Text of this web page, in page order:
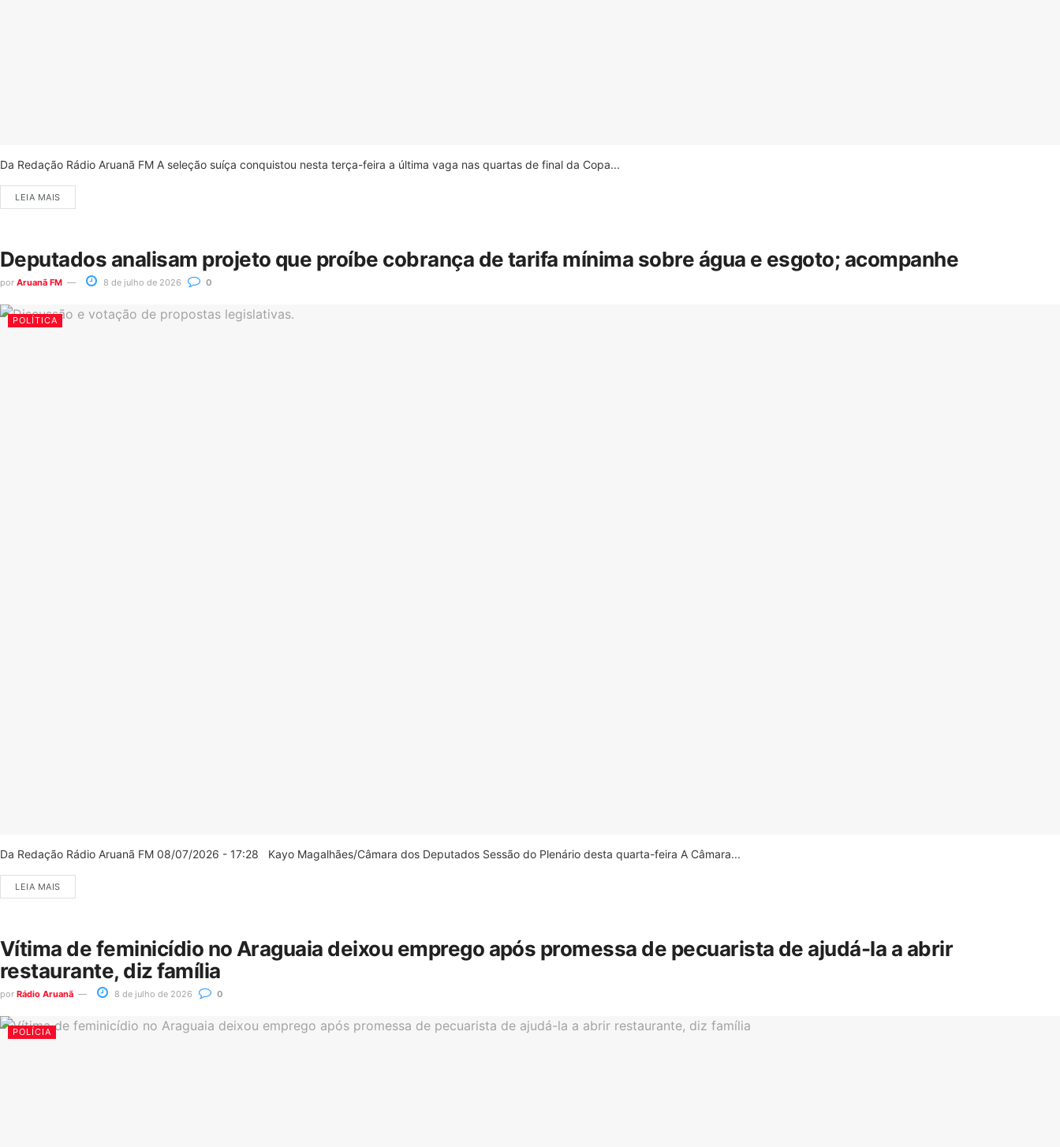
Da Redação Rádio Aruanã FM A seleção suíça conquistou nesta terça-feira a última vaga nas quartas de final da Copa...
LEIA MAIS
Deputados analisam projeto que proíbe cobrança de tarifa mínima sobre água e esgoto; acompanhe
por Aruanã FM 8 de julho de 2026 0
POLÍTICA
Da Redação Rádio Aruanã FM 08/07/2026 - 17:28 Kayo Magalhães/Câmara dos Deputados Sessão do Plenário desta quarta-feira A Câmara...
LEIA MAIS
Vítima de feminicídio no Araguaia deixou emprego após promessa de pecuarista de ajudá-la a abrir
restaurante, diz família
por Rádio Aruanã 8 de julho de 2026 0
POLÍCIA